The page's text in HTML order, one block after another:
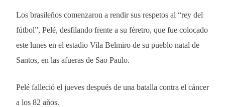
Los brasileños comenzaron a rendir sus respetos al “rey del
fútbol”, Pelé, desfilando frente a su féretro, que fue colocado
este lunes en el estadio Vila Belmiro de su pueblo natal de
Santos, en las afueras de Sao Paulo.
Pelé falleció el jueves después de una batalla contra el cáncer
a los 82 años.